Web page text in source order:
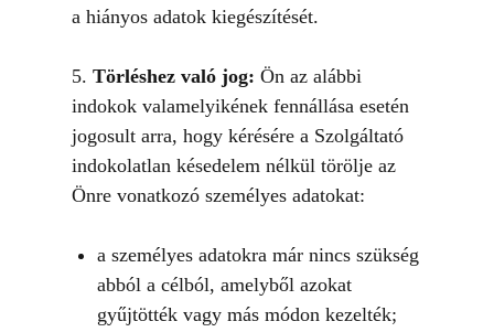
a hiányos adatok kiegészítését.
5. Törléshez való jog: Ön az alábbi
indokok valamelyikének fennállása esetén
jogosult arra, hogy kérésére a Szolgáltató
indokolatlan késedelem nélkül törölje az
Önre vonatkozó személyes adatokat:
a személyes adatokra már nincs szükség
abból a célból, amelyből azokat
gyűjtötték vagy más módon kezelték;